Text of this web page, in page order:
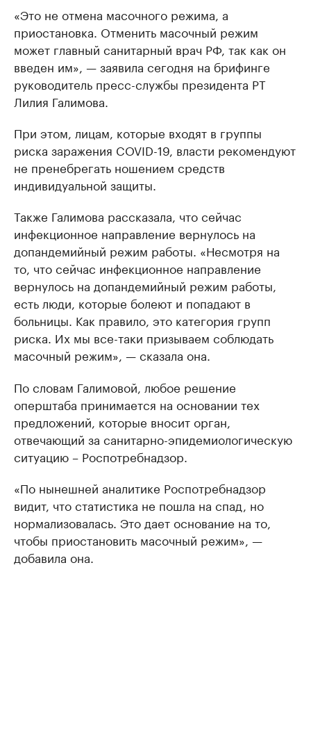
«Это не отмена масочного режима, а
приостановка. Отменить масочный режим
может главный санитарный врач РФ, так как он
введен им», — заявила сегодня на брифинге
руководитель пресс-службы президента РТ
Лилия Галимова.
При этом, лицам, которые входят в группы
риска заражения COVID-19, власти рекомендуют
не пренебрегать ношением средств
индивидуальной защиты.
Также Галимова рассказала, что сейчас
инфекционное направление вернулось на
допандемийный режим работы. «Несмотря на
то, что сейчас инфекционное направление
вернулось на допандемийный режим работы,
есть люди, которые болеют и попадают в
больницы. Как правило, это категория групп
риска. Их мы все-таки призываем соблюдать
масочный режим», — сказала она.
По словам Галимовой, любое решение
оперштаба принимается на основании тех
предложений, которые вносит орган,
отвечающий за санитарно-эпидемиологическую
ситуацию – Роспотребнадзор.
«По нынешней аналитике Роспотребнадзор
видит, что статистика не пошла на спад, но
нормализовалась. Это дает основание на то,
чтобы приостановить масочный режим», —
добавила она.